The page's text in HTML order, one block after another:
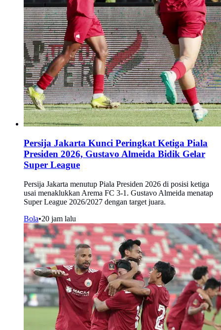
Persija Jakarta Kunci Peringkat Ketiga Piala
Presiden 2026, Gustavo Almeida Bidik Gelar
Super League
Persija Jakarta menutup Piala Presiden 2026 di posisi ketiga
usai menaklukkan Arema FC 3-1. Gustavo Almeida menatap
Super League 2026/2027 dengan target juara.
Bola•20 jam lalu